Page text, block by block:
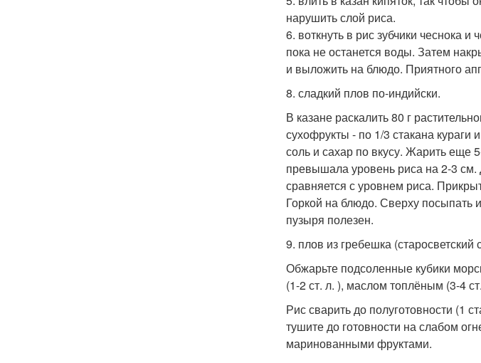
нарушить слой риса.
6. воткнуть в рис зубчики чеснока
пока не останется воды. Затем
и выложить на блюдо. Приятного
8. сладкий плов по-индийски.
В казане раскалить 80 г
сухофрукты - по 1/3 стакана
соль и сахар по вкусу. Жарить еще
превышала уровень риса на 2-3 см.
сравняется с уровнем риса.
Горкой на блюдо. Сверху посыпать
пузыря полезен.
9. плов из гребешка (старосветский
Обжарьте подсоленные кубики
(1-2 ст. л. ), маслом топлёным (3-4
Рис сварить до полуготовности (1
тушите до готовности на слабом
маринованными фруктами.